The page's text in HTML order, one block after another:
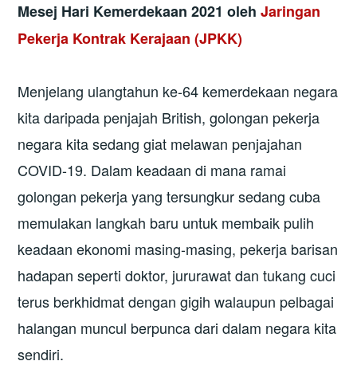
Mesej Hari Kemerdekaan 2021 olehJaringan
Pekerja Kontrak Kerajaan (JPKK)
Menjelang ulangtahun ke-64 kemerdekaan negara
kita daripada penjajah British, golongan pekerja
negara kita sedang giat melawan penjajahan
COVID-19. Dalam keadaan di mana ramai
golongan pekerja yang tersungkur sedang cuba
memulakan langkah baru untuk membaik pulih
keadaan ekonomi masing-masing, pekerja barisan
hadapan seperti doktor, jururawat dan tukang cuci
terus berkhidmat dengan gigih walaupun pelbagai
halangan muncul berpunca dari dalam negara kita
sendiri.